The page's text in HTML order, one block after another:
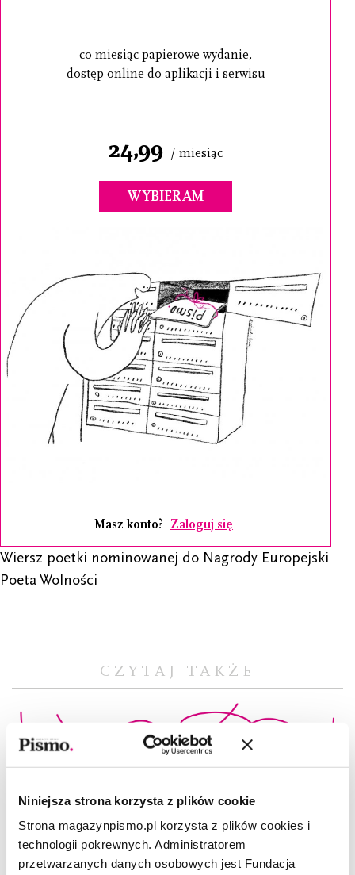
Niniejsza strona korzysta z plików cookie
Strona magazynpismo.pl korzysta z plików cookies i
technologii pokrewnych. Administratorem
przetwarzanych danych osobowych jest Fundacja
co miesiąc papierowe wydanie,
dostęp online do aplikacji i serwisu
24,99 / miesiąc
WYBIERAM
Masz konto? Zaloguj się
Wiersz poetki nominowanej do Nagrody Europejski
Poeta Wolności
CZYTAJ TAKŻE